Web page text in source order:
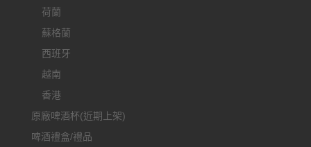
荷蘭
蘇格蘭
西班牙
越南
香港
原廠啤酒杯(近期上架)
啤酒禮盒/禮品